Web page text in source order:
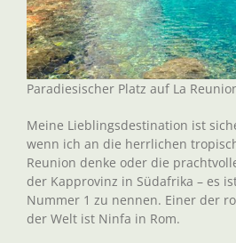
Paradiesischer Platz auf La
Meine Lieblingsdestination ist
wenn ich an die herrlichen
Reunion denke oder die
der Kapprovinz in Südafrika – es
Nummer 1 zu nennen. Einer der
der Welt ist Ninfa in Rom.